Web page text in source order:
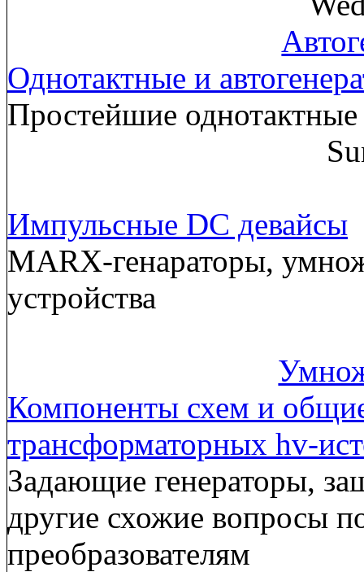
Однотактные и
Простейшие
Импульсные DC девайсы
MARX-генараторы,
устройства
Компоненты схем и
трансформаторных hv-
Задающие генераторы,
другие схожие вопросы
преобразователям